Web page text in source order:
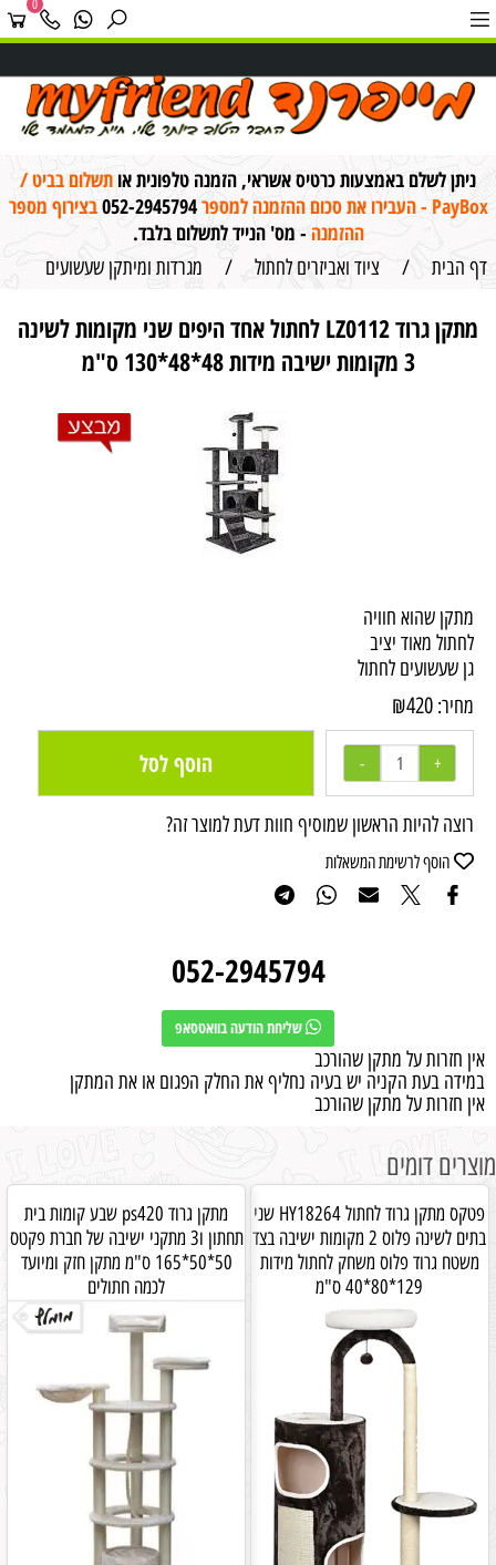
0
ניתן לשלם באמצעות כרטיס אשראי, הזמנה טלפונית או תשלום בביט /
PayBox - העבירו את סכום ההזמנה למספר
052-2945794בצירוף מספר
ההזמנה - מס' הנייד לתשלום בלבד.
דף הבית / ציוד ואביזרים לחתול / מגרדות ומיתקן שעשועים
מתקן גרוד LZ0112 לחתול אחד היפים שני מקומות לשינה
3 מקומות ישיבה מידות 48*48*130 ס"מ
מתקן שהוא חוויה
לחתול מאוד יציב
גן שעשועים לחתול
מחיר:
₪420
הוסף לסל
רוצה להיות הראשון שמוסיף חוות דעת למוצר זה?
הוסף לרשימת המשאלות
052-2945794
שליחת הודעה בוואטסאפ
אין חזרות על מתקן שהורכב
במידה בעת הקניה יש בעיה נחליף את החלק הפגום או את המתקן
אין חזרות על מתקן שהורכב
מוצרים דומים
פטקס מתקן גרוד לחתול HY18264 שני
בתים לשינה פלוס 2 מקומות ישיבה בצד
משטח גרוד פלוס משחק לחתול מידות
129*80*40 ס"מ
מתקן גרוד ps420 שבע קומות בית
תחתון ו3 מתקני ישיבה של חברת פקטס
50*50*165 ס"מ מתקן חזק ומיועד
לכמה חתולים